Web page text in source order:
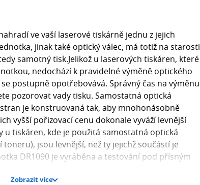
ve vaší laserové tiskárně jednu z jejich
jinak také optický válec, má totiž na starosti
samotný tisk.Jelikož u laserových tiskáren, které
nedochází k pravidelné výměně optického
postupně opotřebovává. Správný čas na výměnu
pozorovat vady tisku. Samostatná optická
je konstruovaná tak, aby mnohonásobně
vyšší pořizovací cenu dokonale vyváží levnější
tiskáren, kde je použitá samostatná optická
jsou levnější, než ty jejichž součástí je
DR1090 je vyráběna a testování pod přísným
tiskové výstupy z originálních součástek
Zobrazit více